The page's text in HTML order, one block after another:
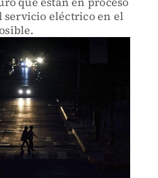
servicio eléctrico en el